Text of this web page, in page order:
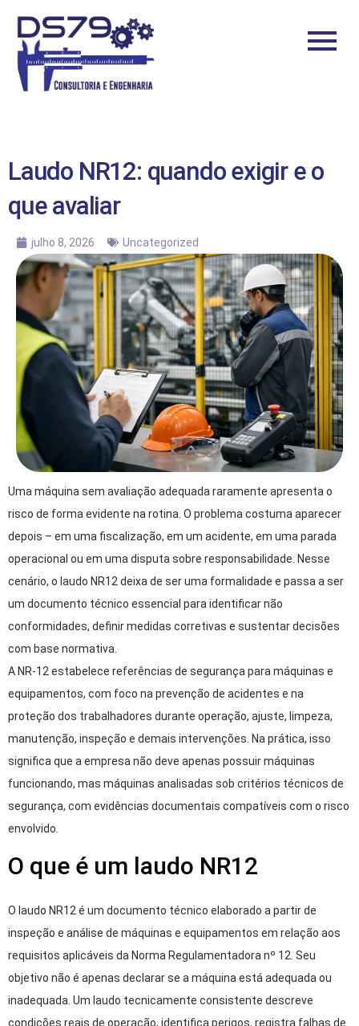
Laudo NR12: quando exigir e o
que avaliar
julho 8, 2026 Uncategorized
Uma máquina sem avaliação adequada raramente apresenta o
risco de forma evidente na rotina. O problema costuma aparecer
depois – em uma fiscalização, em um acidente, em uma parada
operacional ou em uma disputa sobre responsabilidade. Nesse
cenário, o laudo NR12 deixa de ser uma formalidade e passa a ser
um documento técnico essencial para identificar não
conformidades, definir medidas corretivas e sustentar decisões
com base normativa.
A NR-12 estabelece referências de segurança para máquinas e
equipamentos, com foco na prevenção de acidentes e na
proteção dos trabalhadores durante operação, ajuste, limpeza,
manutenção, inspeção e demais intervenções. Na prática, isso
significa que a empresa não deve apenas possuir máquinas
funcionando, mas máquinas analisadas sob critérios técnicos de
segurança, com evidências documentais compatíveis com o risco
envolvido.
O que é um laudo NR12
O laudo NR12 é um documento técnico elaborado a partir de
inspeção e análise de máquinas e equipamentos em relação aos
requisitos aplicáveis da Norma Regulamentadora nº 12. Seu
objetivo não é apenas declarar se a máquina está adequada ou
inadequada. Um laudo tecnicamente consistente descreve
condições reais de operação, identifica perigos, registra falhas de